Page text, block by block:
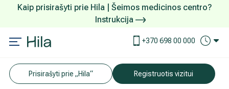
Kaip prisirašyti prie Hila | Šeimos medicinos centro?
Instrukcija
+370 698 00 000
Prisirašyti prie „Hila“ Registruotis vizitui
Paslaugos ir kainos
AKCIJOS
Kaip užsiregistruoti
Kuo pasirūpinti prieš atvykstant